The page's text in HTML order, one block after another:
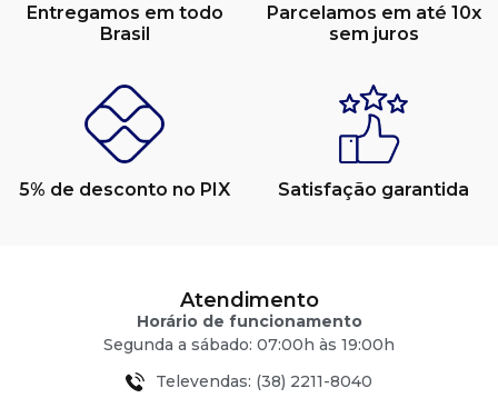
Entregamos em todo
Brasil
Parcelamos em até 10x
sem juros
5% de desconto no PIX Satisfação garantida
Atendimento
Horário de funcionamento
Segunda a sábado: 07:00h às 19:00h
Televendas: (38) 2211-8040